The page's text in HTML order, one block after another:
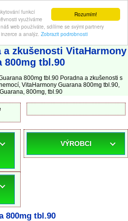
Rozumím!
funkcí
využíváme
web používáte, sdílíme se svými partnery
a analýz. Zobrazit podrobnosti
s léky a léčbou nemocí
a zkušenosti VitaHarmony
800mg tbl.90
800mg tbl.90 Poradna a zkušenosti s
VitaHarmony Guarana 800mg tbl.90,
800mg, tbl.90
VÝROBCI
800mg tbl.90